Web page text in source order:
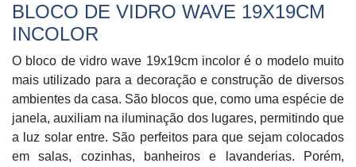
BLOCO DE VIDRO WAVE 19X19CM
INCOLOR
O bloco de vidro wave 19x19cm incolor é o modelo muito
mais utilizado para a decoração e construção de diversos
ambientes da casa. São blocos que, como uma espécie de
janela, auxiliam na iluminação dos lugares, permitindo que
a luz solar entre. São perfeitos para que sejam colocados
em salas, cozinhas, banheiros e lavanderias. Porém,